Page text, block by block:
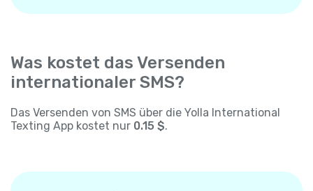
Was kostet das Versenden
internationaler SMS?
Das Versenden von SMS über die Yolla International
Texting App kostet nur 0.15 $.